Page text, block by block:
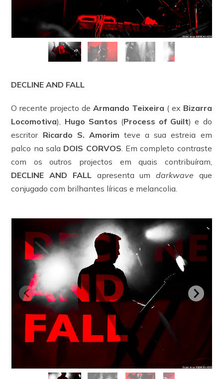
DECLINE AND FALL
O recente projecto de Armando Teixeira ( ex Bizarra
Locomotiva), Hugo Santos (Process of Guilt) e do
escritor Ricardo S. Amorim teve a sua estreia em
palco na sala DOIS CORVOS. Em completo contraste
com os outros projectos em quais contribuíram,
DECLINE AND FALLapresenta um darkwave que
conjugado com brilhantes líricas e melancolia.